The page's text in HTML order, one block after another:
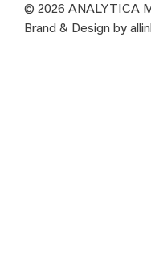
© 2026 ANALYTICA
Brand & Design by